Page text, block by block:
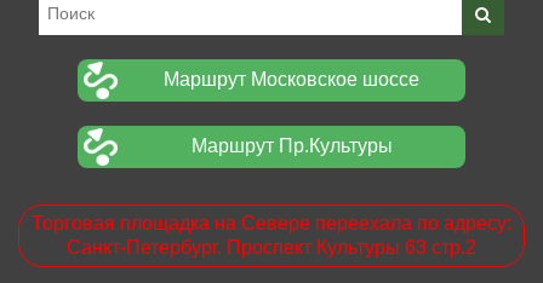
Маршрут Московское шоссе
Маршрут Пр.Культуры
Торговая площадка на Севере переехала по адресу:
Санкт-Петербург. Проспект Культуры 63 стр.2